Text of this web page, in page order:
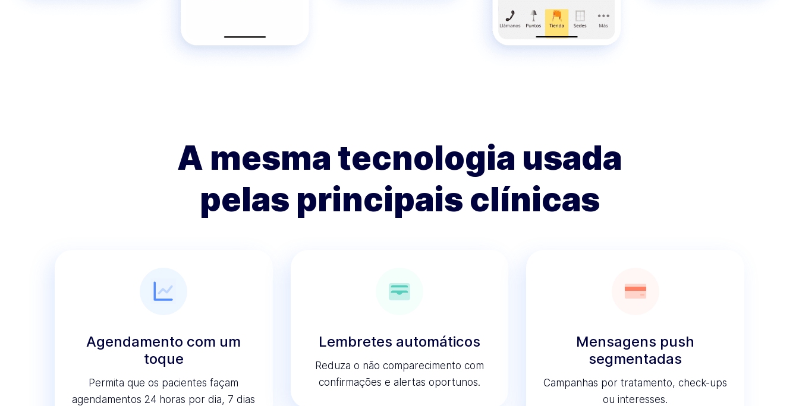
A mesma tecnologia usada
pelas principais clínicas
Agendamento com um
toque
Permita que os pacientes façam
agendamentos 24 horas por dia, 7 dias
Lembretes automáticos
Reduza o não comparecimento com
confirmações e alertas oportunos.
Mensagens push
segmentadas
Campanhas por tratamento, check-ups
ou interesses.